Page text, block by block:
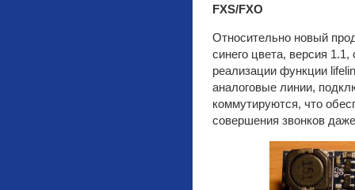
FXS/FXO
Относительно новый
синего цвета, версия
реализации функции
аналоговые линии,
коммутируются, что
совершения звонков